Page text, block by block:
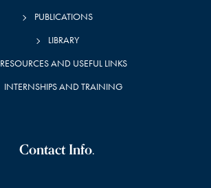
PUBLICATIONS
LIBRARY
RESOURCES AND USEFUL LINKS
INTERNSHIPS AND TRAINING
Contact Info.